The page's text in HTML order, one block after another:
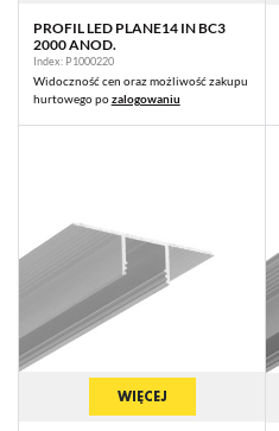
PROFIL LED PLANE14 IN BC3
2000 ANOD.
Index: P1000220
Widoczność cen oraz możliwość zakupu
hurtowego pozalogowaniu
WIĘCEJ